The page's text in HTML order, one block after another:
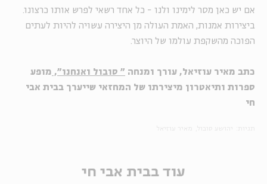
אם יש כאן מסר לימינו ולנו - כל אחד רשאי לפרש אותו כרצונו.
ביצירות אמנות, האמת העולה מן היצירה עשויה להיות לעתים
הפוכה מהשקפת עולמו של היוצר.
כתב מאיר עוזיאל, עורך ומנחה " סובול ואנחנו", מופע
ספרות ותיאטרון מיצירתו של המחזאי שייערך בבית אבי
חי
עוד בבית אבי חי